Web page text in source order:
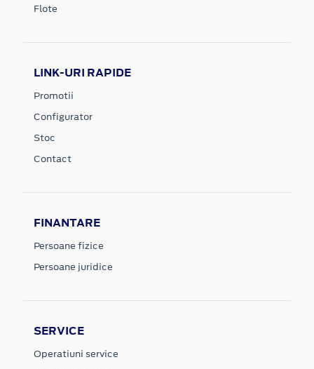
Flote
LINK-URI RAPIDE
Promotii
Configurator
Stoc
Contact
FINANTARE
Persoane fizice
Persoane juridice
SERVICE
Operatiuni service